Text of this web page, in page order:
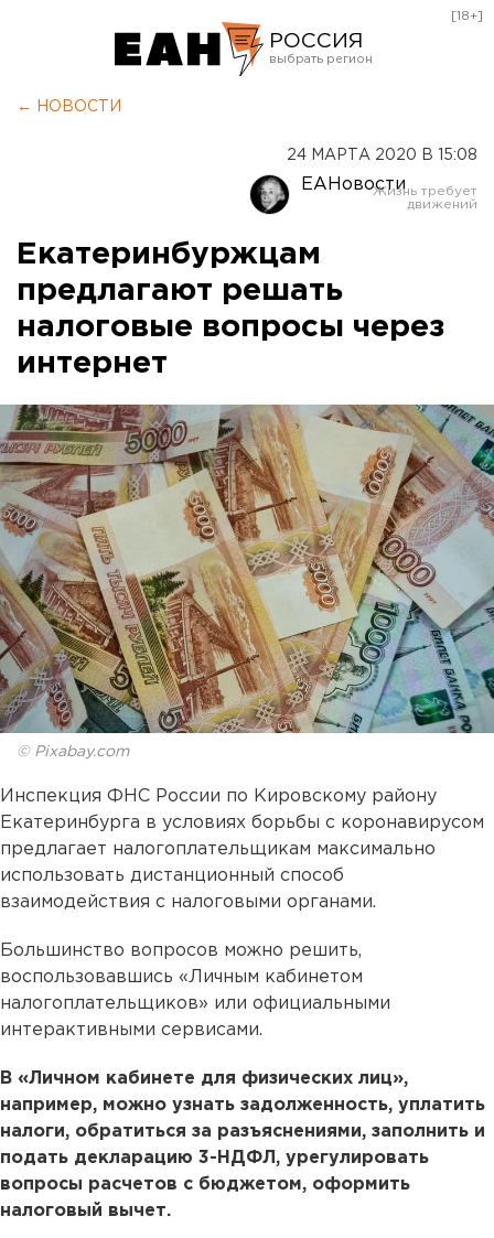
РОССИЯ
Оренбург
[18+]
← НОВОСТИ
24 МАРТА 2020 В 15:08
ЕАНовости
Екатеринбуржцам
предлагают решать
налоговые вопросы через
интернет
© Pixabay.com
Инспекция ФНС России по Кировскому району
Екатеринбурга в условиях борьбы с коронавирусом
предлагает налогоплательщикам максимально
использовать дистанционный способ
взаимодействия с налоговыми органами.
Большинство вопросов можно решить,
воспользовавшись «Личным кабинетом
налогоплательщиков» или официальными
интерактивными сервисами.
В «Личном кабинете для физических лиц»,
например, можно узнать задолженность, уплатить
налоги, обратиться за разъяснениями, заполнить и
подать декларацию 3-НДФЛ, урегулировать
вопросы расчетов с бюджетом, оформить
налоговый вычет.